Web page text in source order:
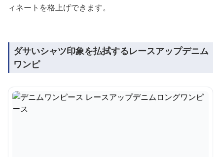
ィネートを格上げできます。
ダサいシャツ印象を払拭するレースアップデニム
ワンピ